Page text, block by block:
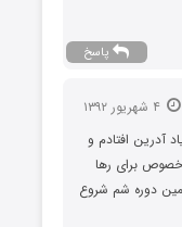
پاسخ
آدرین افتادم و
خصوص برای رها
دوره شم شروع